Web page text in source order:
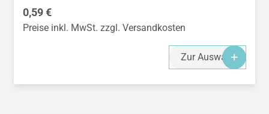
Regulärer Preis:
0,59 €
Preise inkl. MwSt. zzgl. Versandkosten
Zur Auswahl